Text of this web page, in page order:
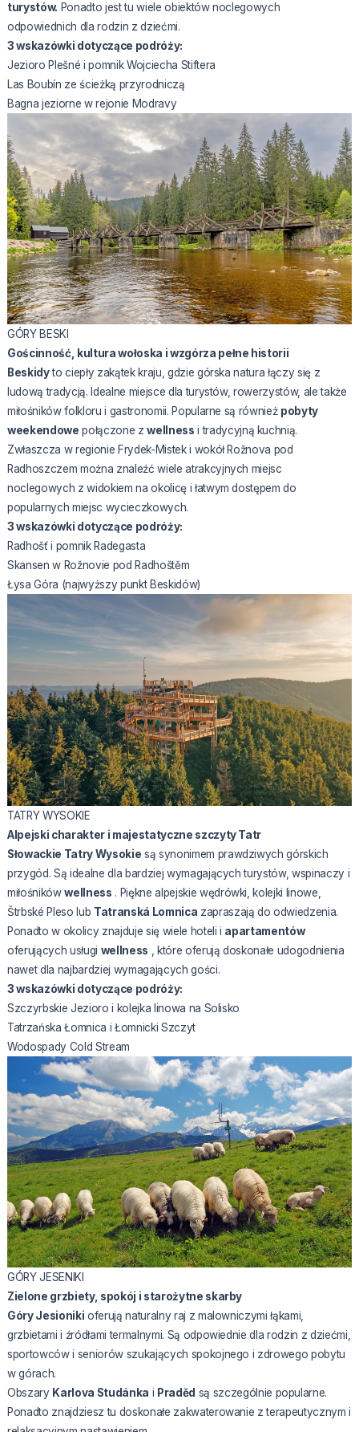
turystów. Ponadto jest tu wiele obiektów noclegowych
odpowiednich dla rodzin z dziećmi.
3 wskazówki dotyczące podróży:
Jezioro Plešné i pomnik Wojciecha Stiftera
Las Boubín ze ścieżką przyrodniczą
Bagna jeziorne w rejonie Modravy
GÓRY BESKI
Gościnność, kultura wołoska i wzgórza pełne historii
Beskidyto ciepły zakątek kraju, gdzie górska natura łączy się z
ludową tradycją. Idealne miejsce dla turystów, rowerzystów, ale także
miłośników folkloru i gastronomii. Popularne są również pobyty
weekendowe połączone zwellness i tradycyjną kuchnią.
Zwłaszcza w regionie Frydek-Mistek i wokół Rožnova pod
Radhoszczem można znaleźć wiele atrakcyjnych miejsc
noclegowych z widokiem na okolicę i łatwym dostępem do
popularnych miejsc wycieczkowych.
3 wskazówki dotyczące podróży:
Radhošť i pomnik Radegasta
Skansen w Rožnovie pod Radhoštěm
Łysa Góra (najwyższy punkt Beskidów)
TATRY WYSOKIE
Alpejski charakter i majestatyczne szczyty Tatr
Słowackie Tatry Wysokie są synonimem prawdziwych górskich
przygód. Są idealne dla bardziej wymagających turystów, wspinaczy i
miłośnikówwellness . Piękne alpejskie wędrówki, kolejki linowe,
Štrbské Pleso lub Tatranská Lomnica zapraszają do odwiedzenia.
Ponadto w okolicy znajduje się wiele hoteli i apartamentów
oferujących usługi wellness , które oferują doskonałe udogodnienia
nawet dla najbardziej wymagających gości.
3 wskazówki dotyczące podróży:
Szczyrbskie Jezioro i kolejka linowa na Solisko
Tatrzańska Łomnica i Łomnicki Szczyt
Wodospady Cold Stream
GÓRY JESENIKI
Zielone grzbiety, spokój i starożytne skarby
Góry Jesioniki oferują naturalny raj z malowniczymi łąkami,
grzbietami i źródłami termalnymi. Są odpowiednie dla rodzin z dziećmi,
sportowców i seniorów szukających spokojnego i zdrowego pobytu
w górach.
Obszary Karlova Studánka i Praděd są szczególnie popularne.
Ponadto znajdziesz tu doskonałe zakwaterowanie z terapeutycznym i